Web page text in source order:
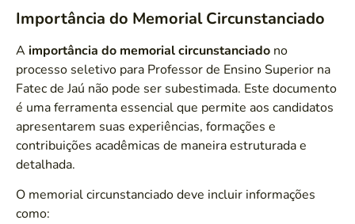
Importância do Memorial Circunstanciado
A importância do memorial circunstanciado no
processo seletivo para Professor de Ensino Superior na
Fatec de Jaú não pode ser subestimada. Este documento
é uma ferramenta essencial que permite aos candidatos
apresentarem suas experiências, formações e
contribuições acadêmicas de maneira estruturada e
detalhada.
O memorial circunstanciado deve incluir informações
como: